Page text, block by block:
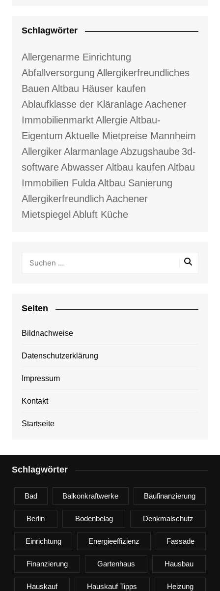
Schlagwörter
Allergenarme Einrichtung
Abfallversorgung Allergikerfreundliches
Bauen Altbau Häuser kaufen
Ablaufklasse der KläranlageAachener
ImmobilienmarktAllergieAltbau-
Eigentum Aktuelle Mietpreise Mannheim
AllergikerAlarmanlageAbzugshaube 3d-
softwareAbwasserAltbau kaufen Altbau
Immobilien FuldaAltbau Sanierung
Allergikerfreundlich Aachener
Mietspiegel Abluft Küche
Seiten
Bildnachweise
Datenschutzerklärung
Impressum
Kontakt
Startseite
Schlagwörter
Bad Balkonkraftwerke Baufinanzierung
Berlin Bodenbelag Denkmalschutz
Einrichtung Energieeffizienz Fassade
Finanzierung Gartenhaus Hausbau
Hauskauf Hauskauf Tipps Heizung